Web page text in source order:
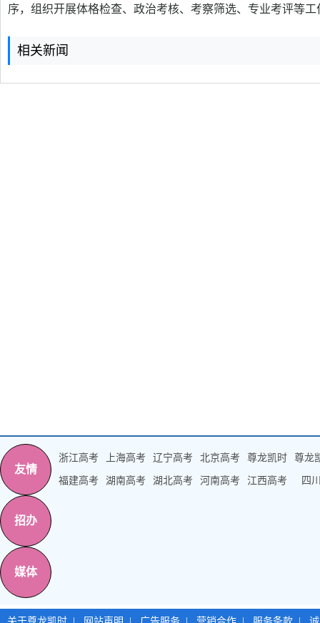
序，组织开展体格检查、政治考核、考察筛选、专业考评等
相关新闻
友情
浙江高考 上海高考 辽宁高考 北京高考 尊龙凯时 尊龙
福建高考 湖南高考 湖北高考 河南高考 江西高考 四
招办
媒体